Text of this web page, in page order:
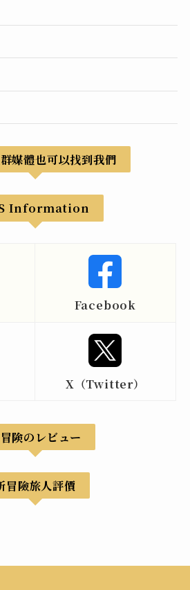
媒體也可以找到我們
Information
Facebook
X（Twitter）
険のレビュー
冒險旅人評價